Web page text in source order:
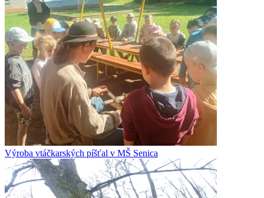
Výroba vtáčkarských píšťal v MŠ Senica